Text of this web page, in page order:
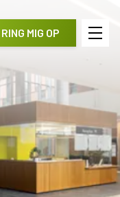
RING MIG OP